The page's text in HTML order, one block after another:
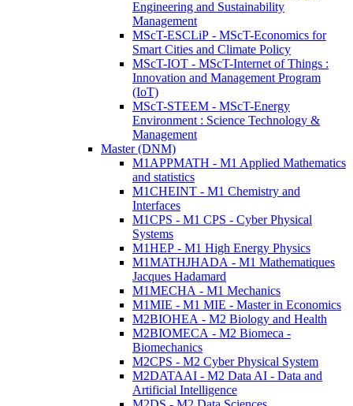
Engineering and Sustainability
Management
MScT-ESCLiP - MScT-Economics for
Smart Cities and Climate Policy
MScT-IOT - MScT-Internet of Things :
Innovation and Management Program
(IoT)
MScT-STEEM - MScT-Energy
Environment : Science Technology &
Management
Master (DNM)
M1APPMATH - M1 Applied Mathematics
and statistics
M1CHEINT - M1 Chemistry and
Interfaces
M1CPS - M1 CPS - Cyber Physical
Systems
M1HEP - M1 High Energy Physics
M1MATHJHADA - M1 Mathematiques
Jacques Hadamard
M1MECHA - M1 Mechanics
M1MIE - M1 MIE - Master in Economics
M2BIOHEA - M2 Biology and Health
M2BIOMECA - M2 Biomeca -
Biomechanics
M2CPS - M2 Cyber Physical System
M2DATAAI - M2 Data AI - Data and
Artificial Intelligence